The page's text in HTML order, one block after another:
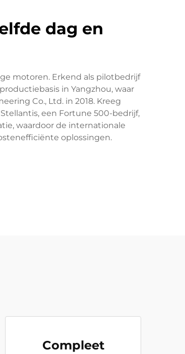
dag en
motoren. Erkend als pilotbedrijf
in Yangzhou, waar
Co., Ltd. in 2018. Kreeg
een Fortune 500-bedrijf,
waardoor de internationale
oplossingen.
Compleet